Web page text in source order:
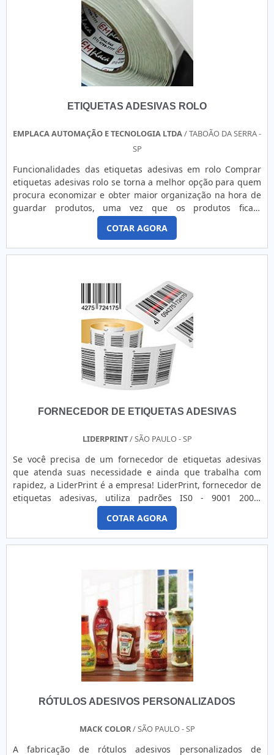
novas tecnologias, a Corimpress é reconhecida pela
excelente qualidade de seus produtos, pela tecnologia de
última geração empregada e pela agilidade e confiabilidade
assegurada pelos seus processos produtivos. Solicite já um
orçamento das etiquetas de segurança para
ETIQUETAS ADESIVAS ROLO
EMPLACA AUTOMAÇÃO E TECNOLOGIA LTDA/ TABOÃO DA SERRA -
SP
Funcionalidades das etiquetas adesivas em rolo Comprar
etiquetas adesivas rolo se torna a melhor opção para quem
procura economizar e obter maior organização na hora de
guardar produtos, uma vez que os produtos ficam
identificados e com isso são encontrados com mais
facilidade. Oferecidas em rolos acondicionadas em tubetes
de 1 ou 3 polegadas, em papel couche, bopp, poliéster,
etiquetas térmicas, etiquetas BCD, etiquetas de papel
COTAR AGORA
FORNECEDOR DE ETIQUETAS ADESIVAS
LIDERPRINT/ SÃO PAULO - SP
Se você precisa de um fornecedor de etiquetas adesivas
que atenda suas necessidade e ainda que trabalha com
rapidez, a LiderPrint é a empresa! LiderPrint, fornecedor de
etiquetas adesivas, utiliza padrões IS0 - 9001 2008,
contando com o profissionalismo de todos seus funcionários
para a execução de todas as atividades propostas pelos
seus clientes, sempre se propondo a fazer o melhor. O
fornecedor de etiquetas adesivas está desde 1994 na
COTAR AGORA
RÓTULOS ADESIVOS PERSONALIZADOS
MACK COLOR/ SÃO PAULO - SP
A fabricação de rótulos adesivos personalizados de